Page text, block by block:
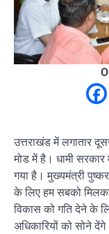
उत्तराखंड में लगातार
मोड में है। धामी सरकार
गया है। मुख्यमंत्री
के लिए हम सबको
विकास को गति देने के
अधिकारियों को सोने